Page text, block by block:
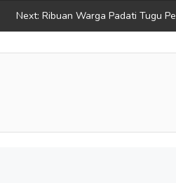
Next: Ribuan Warga Padati Tugu